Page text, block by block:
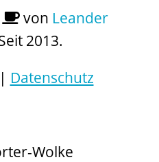
von Leander
2013.
| Datenschutz
Wolke